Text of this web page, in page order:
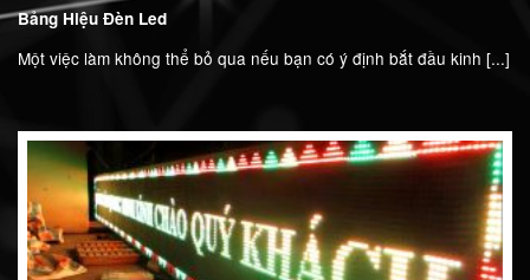
Bảng Hiệu Đèn Led
Một việc làm không thể bỏ qua nếu bạn có ý định bắt đầu kinh [...]